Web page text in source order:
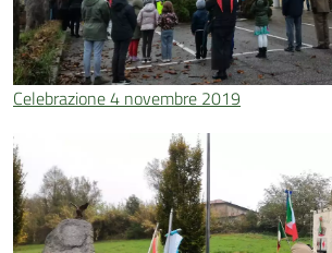
Celebrazione 4 novembre 2019